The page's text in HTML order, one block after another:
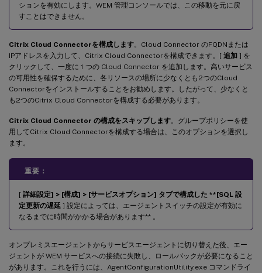
ションを有効にします。WEM 管理コンソールでは、この移動を元に戻
すことはできません。
Citrix Cloud Connectorを構成します。Cloud Connector のFQDNまたは
IPアドレスを入力して、Citrix Cloud Connectorを構成できます。[ 追加 ] を
クリックして、一度に 1 つの Cloud Connector を追加します。高いサービス
の可用性を確保するために、各リソースの場所に少なくとも2つのCloud
Connectorをインストールすることをお勧めします。したがって、少なくと
も2つのCitrix Cloud Connectorを構成する必要があります。
Citrix Cloud Connector の構成をスキップします。グループポリシーを使
用してCitrix Cloud Connectorを構成する場合は、このオプションを選択し
ます。
重要：
[ 詳細設定] > [構成] > [サービスオプション] タブで構成した **[SQL 設
定更新の遅延 ] 設定によっては、エージェントスイッチの設定が有効に
なるまでに時間がかかる場合があります** 。
オンプレミスエージェントからサービスエージェントに切り替えた後、エー
ジェントが WEM サービスへの接続に失敗し、ロールバックが必要になること
があります。これを行うには、AgentConfigurationUtility.exe コマンドライ